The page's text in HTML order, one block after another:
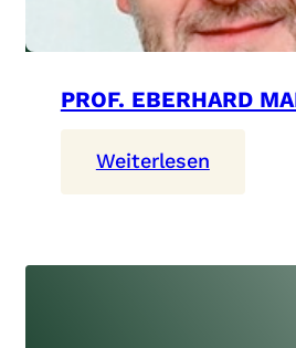
PROF. EBERHARD
Weiterlesen: